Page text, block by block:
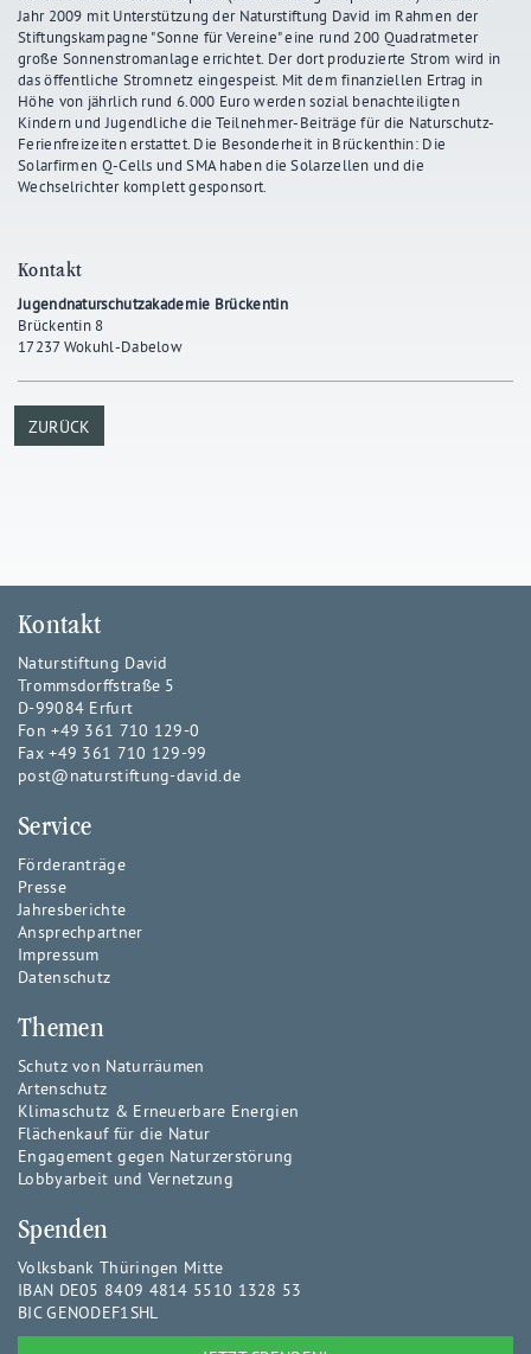
Jahr 2009 mit Unterstützung der Naturstiftung David im Rahmen der
Stiftungskampagne "Sonne für Vereine" eine rund 200 Quadratmeter
große Sonnenstromanlage errichtet. Der dort produzierte Strom wird in
das öffentliche Stromnetz eingespeist. Mit dem finanziellen Ertrag in
Höhe von jährlich rund 6.000 Euro werden sozial benachteiligten
Kindern und Jugendliche die Teilnehmer-Beiträge für die Naturschutz-
Ferienfreizeiten erstattet. Die Besonderheit in Brückenthin: Die
Solarfirmen Q-Cells und SMA haben die Solarzellen und die
Wechselrichter komplett gesponsort.
Kontakt
Jugendnaturschutzakademie Brückentin
Brückentin 8
17237 Wokuhl-Dabelow
ZURÜCK
Kontakt
Naturstiftung David
Trommsdorffstraße 5
D-99084 Erfurt
Fon +49 361 710 129-0
Fax +49 361 710 129-99
post@naturstiftung-david.de
Service
Förderanträge
Presse
Jahresberichte
Ansprechpartner
Impressum
Datenschutz
Themen
Schutz von Naturräumen
Artenschutz
Klimaschutz & Erneuerbare Energien
Flächenkauf für die Natur
Engagement gegen Naturzerstörung
Lobbyarbeit und Vernetzung
Spenden
Volksbank Thüringen Mitte
IBAN DE05 8409 4814 5510 1328 53
BIC GENODEF1SHL